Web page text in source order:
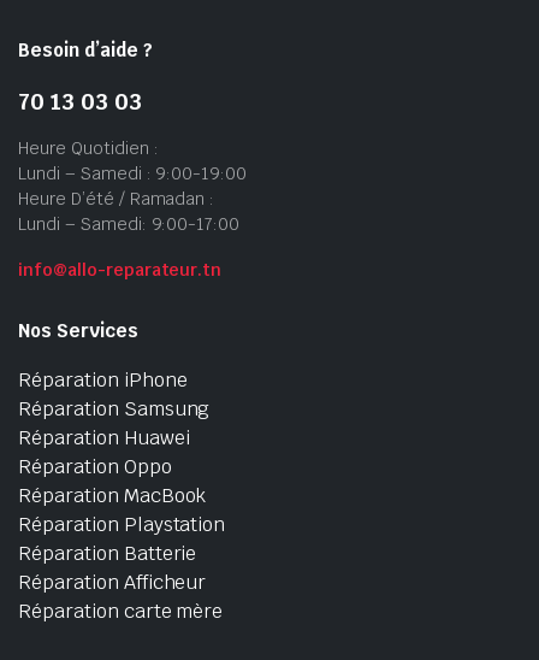
Besoin d’aide ?
70 13 03 03
Heure Quotidien :
Lundi – Samedi : 9:00-19:00
Heure D’été / Ramadan :
Lundi – Samedi: 9:00-17:00
info@allo-reparateur.tn
Nos Services
Réparation iPhone
Réparation Samsung
Réparation Huawei
Réparation Oppo
Réparation MacBook
Réparation Playstation
Réparation Batterie
Réparation Afficheur
Réparation carte mère